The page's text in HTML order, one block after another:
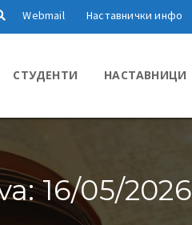
Webmail Наставнички инфо
СТУДЕНТИ НАСТАВНИЦИ
16/05/2026